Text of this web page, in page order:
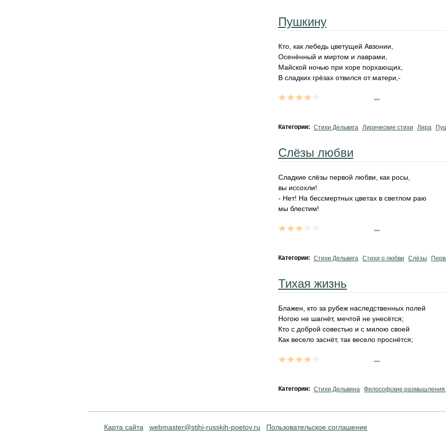
Пушкину
Кто, как лебедь цветущей Авзонии,
Осенённый и миртом и лаврами,
Майской ночью при хоре порхающих,
В сладких грёзах отвился от матери,-
Категории: Стихи Дельвига Лирические стихи Лира
Слёзы любви
Сладкие слёзы первой любви, как росы,
вы иссохли!
- Нет! На бессмертных цветах в светлом раю
мы блестим!
Категории: Стихи Дельвига Стихи о любви Слёзы
Тихая жизнь
Блажен, кто за рубеж наследственных полей
Ногою не шагнёт, мечтой не унесётся;
Кто с доброй совестью и с милою своей
Как весело заснёт, так весело проснётся;
Категории: Стихи Дельвина Философские размышления
Карта сайта webmaster@stihi-russkih-poetov.ru Пользовательское соглашение